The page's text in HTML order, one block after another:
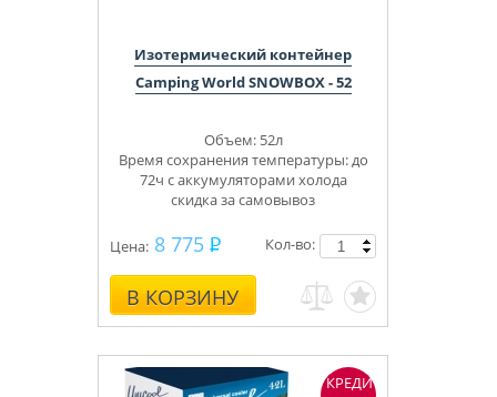
Изотермический контейнер
Camping World SNOWBOX - 52
Объем: 52л
Время сохранения температуры: до
72ч с аккумуляторами холода
скидка за самовывоз
Цена: 8 775
В КОРЗИНУ
Кол-во:
КРЕДИТ